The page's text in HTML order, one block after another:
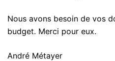
Nous avons besoin de vos
budget. Merci pour eux.
André Métayer